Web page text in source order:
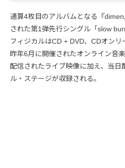
通算4枚目のアルバムとなる『
された第1弾先行シングル「slow
フィジカルはCD + DVD、CDオン
昨年6月に開催されたオンライン音
配信されたライブ映像に加え、当日
ル・ステージが収録される。